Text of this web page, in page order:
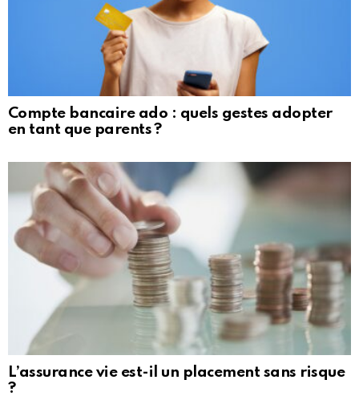
Compte bancaire ado : quels gestes adopter
en tant que parents ?
L’assurance vie est-il un placement sans risque
?